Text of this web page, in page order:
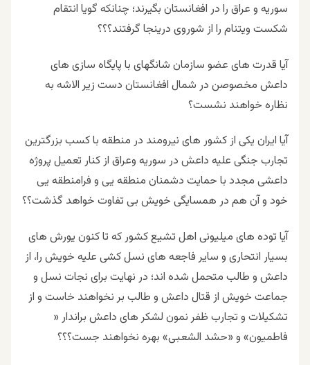
سوریه و عراق را در افغانستان بگیرند؛ چنانکه گویا انتقام
شکست ویتنام را از شوروی درینجا گرفتند؟؟؟
آیا قدرت های عضو سازمان شانگهای با پایگاه سازی های
داعش مخصوصن در شمال افغانستان دست زیر الاشه به
نظاره خواهند نشست؟
آیا ایران یکی از کشور های نیرومند در منطقه با کسب بزرگترین
تجارب جنگی علیه داعش در سوریه وعراق از کنار تعمیل پروژه
داعشی مجدد با حمایت دشمنان منطقه یی و فرامنطقه یی
خود و آن هم در همسایگی خویش بی تفاوت خواهد گذشت؟؟
آیا توده های میلیونی اهل تشیع کشور که تا کنون یورش های
بسیار انتحاری و سایر فاجعه های نسل کشی علیه خویش را، از
داعش و طالب متحمل شده اند؛ در نهایت برای نجات نسل و
جماعت خویش از قتال داعش و طالب بر نخواهند خاست و از
تشکیلات و تجارب ظفر نمون لشکر های داعش براندار «
فاطمیون» و «حشد الشعبی» بهره نخواهند جست؟؟؟